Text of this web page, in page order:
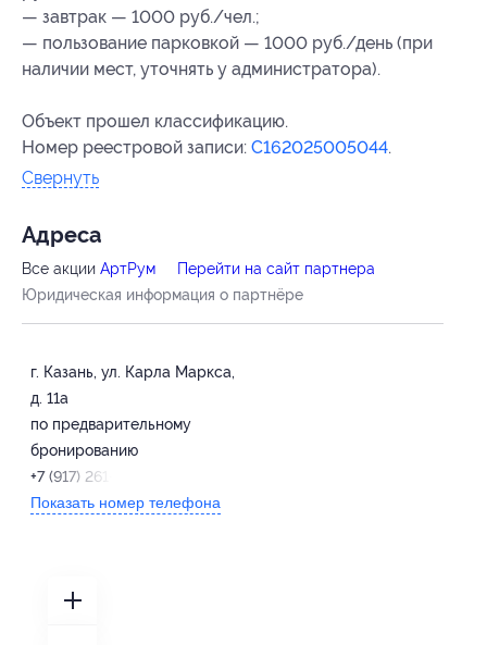
— завтрак — 1000 руб./чел.;
— пользование парковкой — 1000 руб./день (при
наличии мест, уточнять у администратора).
Объект прошел классификацию.
Номер реестровой записи: С162025005044.
Свернуть
Адресa
Все акции AртРум
Перейти на сайт партнера
Юридическая информация о партнёре
г. Казань, ул. Карла Маркса,
д. 11а
по предварительному
бронированию
+7 (917) 261-25-78
Показать номер телефона